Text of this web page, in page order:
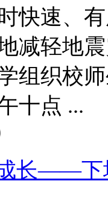
快速、
减轻地
组织校
十点 ...
长——下